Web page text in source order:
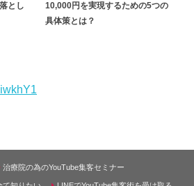
とし
10,000円を実現するための5つの
具体策とは？
治療院の為のYouTube集客セミナー